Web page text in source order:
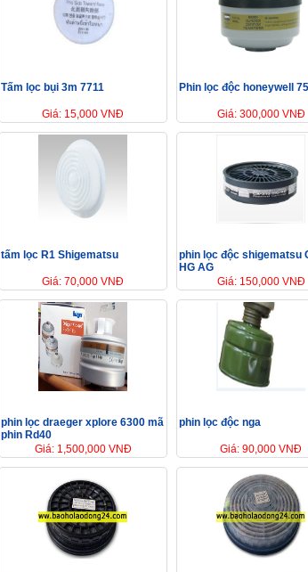
Tấm lọc bụi 3m 7711
Giá: 15,000 VNĐ
Phin lọc độc honeywell
Giá: 300,000 VNĐ
tấm lọc R1 Shigematsu
Giá: 70,000 VNĐ
phin lọc độc shigematsu
HG AG
Giá: 150,000 VNĐ
phin lọc draeger xplore 6300 mã
phin Rd40
Giá: 1,500,000 VNĐ
phin lọc độc nga
Giá: 90,000 VNĐ